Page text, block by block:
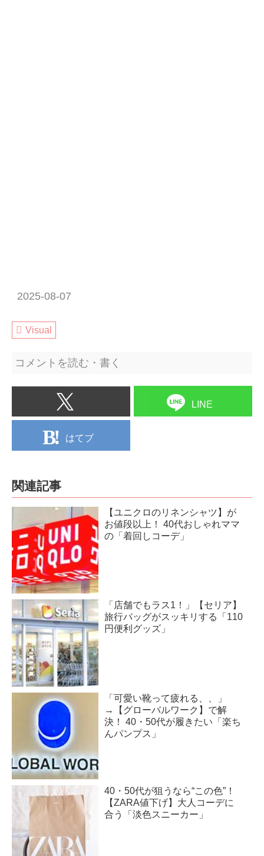
2025-08-07
Visual
コメントを読む・書く
LINE
はてブ
関連記事
【ユニクロのリネンシャツ】が
お値段以上！ 40代おしゃれママ
の「着回しコーデ」
「店舗でもラス1！」【セリア】
旅行バッグがスッキリする「110
円便利グッズ」
「可愛い靴って疲れる、、」
→【グローバルワーク】で解
決！ 40・50代が履きたい「楽ち
んパンプス」
40・50代が狙うなら“この色”！
【ZARA値下げ】大人コーデに
合う「淡色スニーカー」